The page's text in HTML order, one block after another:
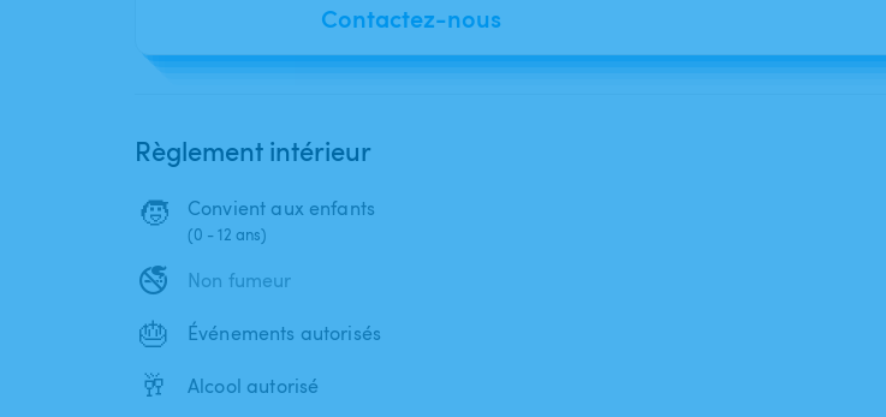
Contactez-nous
Règlement intérieur
🧒 Convient aux enfants
(0 - 12 ans)
🚭 Non fumeur
🎂 Événements autorisés
🥂 Alcool autorisé